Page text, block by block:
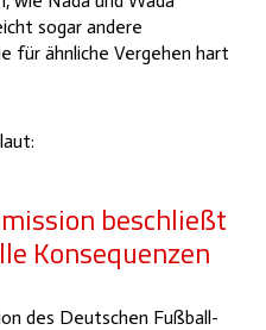
sogar andere
für ähnliche Vergehen hart
beschließt
Konsequenzen
des Deutschen Fußball-